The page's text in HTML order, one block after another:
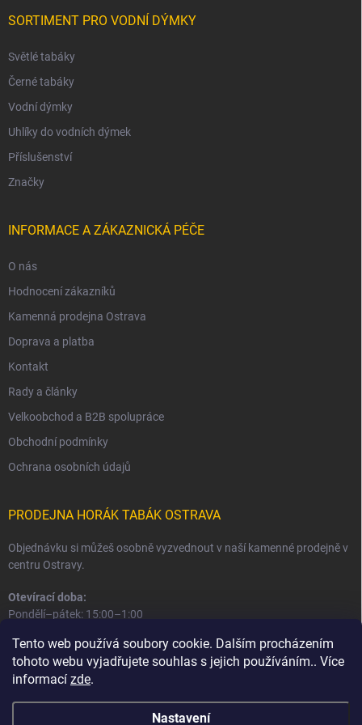
Tento web používá soubory cookie. Dalším procházením
tohoto webu vyjadřujete souhlas s jejich používáním.. Více
informací zde.
Nastavení
SORTIMENT PRO VODNÍ DÝMKY
Světlé tabáky
Černé tabáky
Vodní dýmky
Uhlíky do vodních dýmek
Příslušenství
Značky
INFORMACE A ZÁKAZNICKÁ PÉČE
O nás
Hodnocení zákazníků
Kamenná prodejna Ostrava
Doprava a platba
Kontakt
Rady a články
Velkoobchod a B2B spolupráce
Obchodní podmínky
Ochrana osobních údajů
PRODEJNA HORÁK TABÁK OSTRAVA
Objednávku si můžeš osobně vyzvednout v naší kamenné prodejně v
centru Ostravy.
Otevírací doba:
Pondělí–pátek: 15:00–1:00
Informace o prodejně a osobním odběru